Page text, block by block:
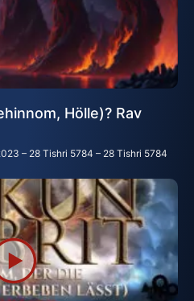
Hölle)? Rav
– 28 Tishri 5784 – 28 Tishri 5784